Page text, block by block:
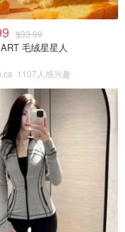
原作者
卧室门后，视频中可
刀，有人喊了两声
武器发射的声音。
$33.99
毛绒星星人
1107人感兴趣